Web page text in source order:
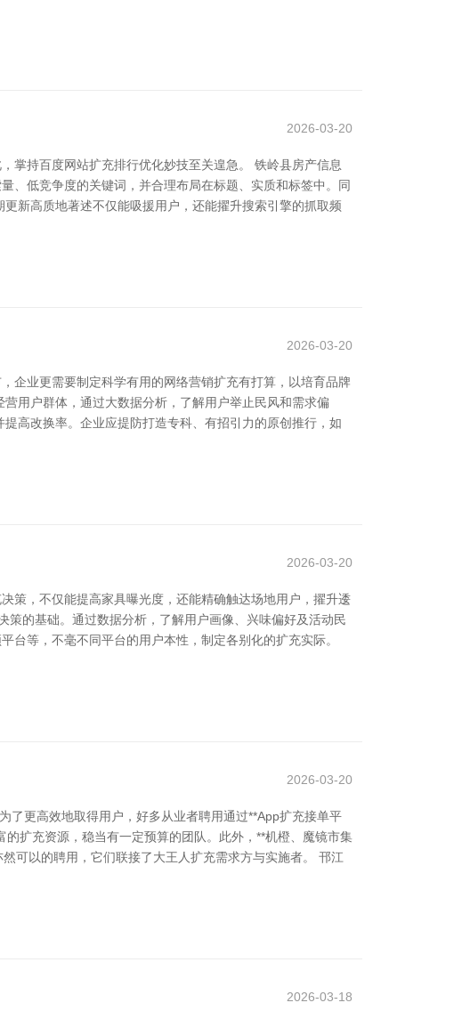
2026-03-20
掌持百度网站扩充排行优化妙技至关遑急。 铁岭县房产信息
、低竞争度的关键词，并合理布局在标题、实质和标签中。同
新高质地著述不仅能吸援用户，还能擢升搜索引擎的抓取频
2026-03-20
企业更需要制定科学有用的网络营销扩充有打算，以培育品牌
用户群体，通过大数据分析，了解用户举止民风和需求偏
高改换率。企业应提防打造专科、有招引力的原创推行，如
2026-03-20
策，不仅能提高家具曝光度，还能精确触达场地用户，擢升逶
的基础。通过数据分析，了解用户画像、兴味偏好及活动民
等，不毫不同平台的用户本性，制定各别化的扩充实际。
2026-03-20
了更高效地取得用户，好多从业者聘用通过**App扩充接单平
扩充资源，稳当有一定预算的团队。此外，**机橙、魔镜市集
可以的聘用，它们联接了大王人扩充需求方与实施者。 邗江
2026-03-18